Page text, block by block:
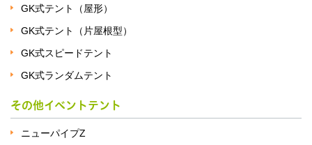
GK式テント（屋形）
GK式テント（片屋根型）
GK式スピードテント
GK式ランダムテント
その他イベントテント
ニューパイプZ